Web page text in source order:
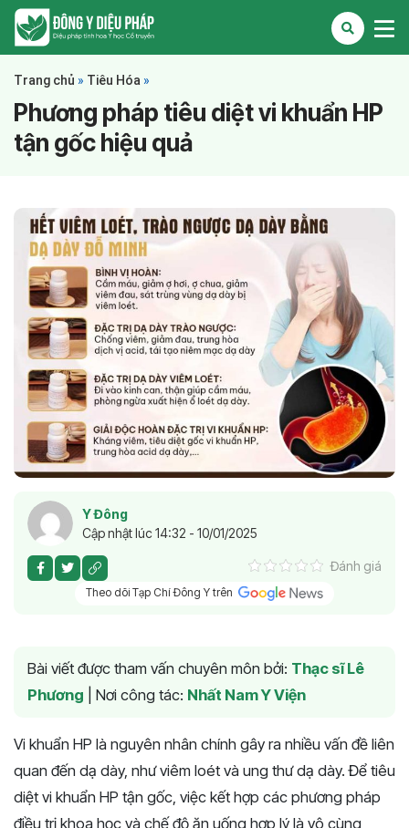
Trang chủ » Tiêu Hóa »
Phương pháp tiêu diệt vi khuẩn HP
tận gốc hiệu quả
Y Đông
Cập nhật lúc 14:32 - 10/01/2025
Đánh giá
Theo dõi Tạp Chí Đông Y trên
Bài viết được tham vấn chuyên môn bởi: Thạc sĩ Lê
Phương
Nơi công tác: Nhất Nam Y Viện
Vi khuẩn HP là nguyên nhân chính gây ra nhiều vấn đề liên
quan đến dạ dày, như viêm loét và ung thư dạ dày. Để tiêu
diệt vi khuẩn HP tận gốc, việc kết hợp các phương pháp
điều trị khoa học và chế độ ăn uống hợp lý là vô cùng